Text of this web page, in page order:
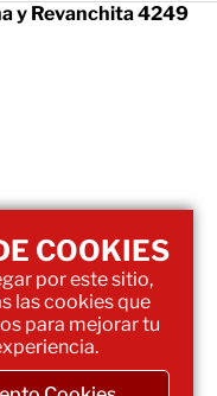
y Revanchita 4249
COOKIES
por este sitio,
las cookies que
para mejorar tu